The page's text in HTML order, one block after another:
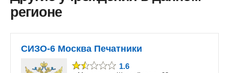
регионе
СИЗО-6 Москва Печатники
1.6